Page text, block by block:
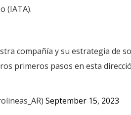
(IATA).
compañía y su estrategia de
primeros pasos en esta
September 15, 2023